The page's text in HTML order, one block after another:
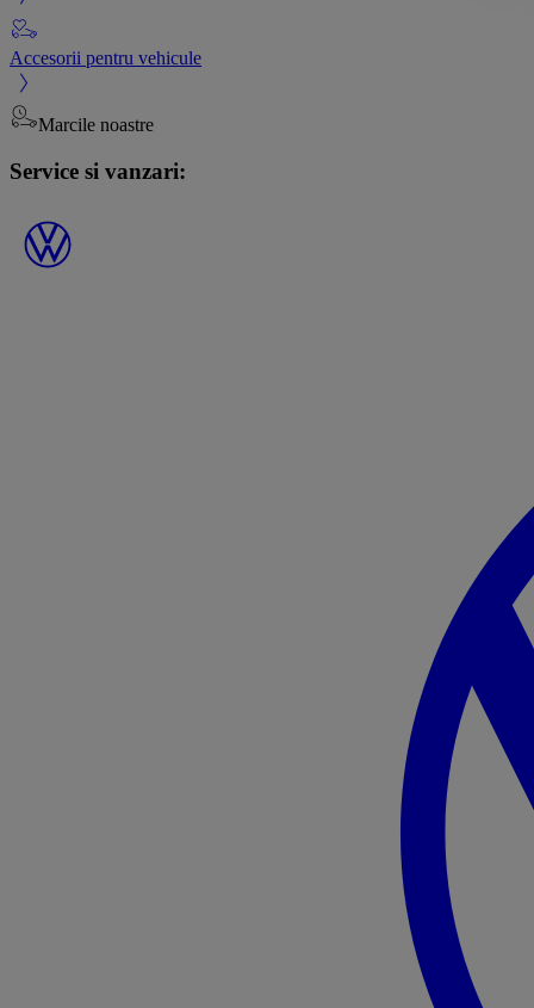
Accesorii pentru vehicule
Marcile noastre
Service si vanzari: